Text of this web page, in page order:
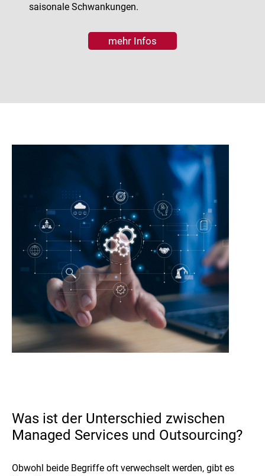
saisonale Schwankungen.
mehr Infos
Was ist der Unterschied zwischen
Managed Services und Outsourcing?
Obwohl beide Begriffe oft verwechselt werden, gibt es